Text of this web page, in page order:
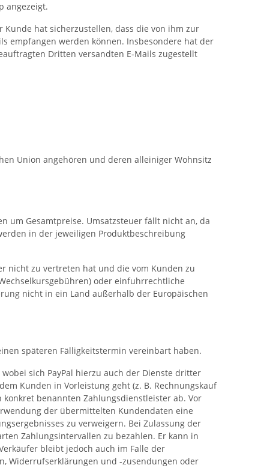
angezeigt.
hat sicherzustellen, dass die von ihm zur
empfangen werden können. Insbesondere hat der
Dritten versandten E-Mails zugestellt
Union angehören und deren alleiniger Wohnsitz
um Gesamtpreise. Umsatzsteuer fällt nicht an, da
in der jeweiligen Produktbeschreibung
nicht zu vertreten hat und die vom Kunden zu
oder einfuhrrechtliche
nicht in ein Land außerhalb der Europäischen
späteren Fälligkeitstermin vereinbart haben.
sich PayPal hierzu auch der Dienste dritter
Kunden in Vorleistung geht (z. B. Rechnungskauf
benannten Zahlungsdienstleister ab. Vor
der übermittelten Kundendaten eine
zu verweigern. Bei Zulassung der
Zahlungsintervallen zu bezahlen. Er kann in
bleibt jedoch auch im Falle der
Widerrufserklärungen und -zusendungen oder